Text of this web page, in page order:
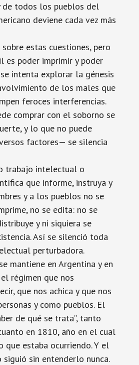
de todos los pueblos del
deviene cada vez más
estas cuestiones, pero
es poder imprimir y poder
intenta explorar la génesis
de los males que
feroces interferencias.
comprar con el soborno se
y lo que no puede
factores— se silencia
trabajo intelectual o
que informe, instruya y
y a los pueblos no se
no se edita: no se
y ni siquiera se
Así se silenció toda
perturbadora.
mantiene en Argentina y en
régimen que nos
que nos achica y que nos
y como pueblos. El
de qué se trata”, tanto
en 1810, año en el cual
que estaba ocurriendo. Y el
sin entenderlo nunca.